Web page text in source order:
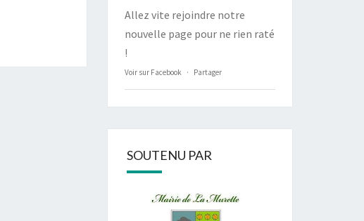
Allez vite rejoindre notre
nouvelle page pour ne rien raté
!
Voir sur Facebook · Partager
SOUTENU PAR